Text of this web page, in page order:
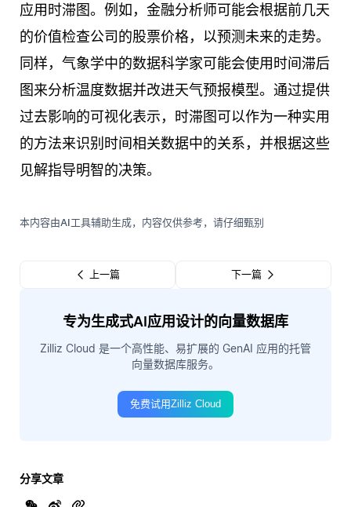
应用时滞图。例如，金融分析师可能会根据前几天
的价值检查公司的股票价格，以预测未来的走势。
同样，气象学中的数据科学家可能会使用时间滞后
图来分析温度数据并改进天气预报模型。通过提供
过去影响的可视化表示，时滞图可以作为一种实用
的方法来识别时间相关数据中的关系，并根据这些
见解指导明智的决策。
本内容由AI工具辅助生成，内容仅供参考，请仔细甄别
上一篇 下一篇
专为生成式AI应用设计的向量数据库
Zilliz Cloud 是一个高性能、易扩展的 GenAI 应用的托管
向量数据库服务。
免费试用Zilliz Cloud
分享文章